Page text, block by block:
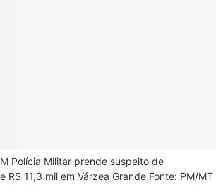
Polícia Militar prende suspeito de
R$ 11,3 mil em Várzea Grande Fonte: PM/MT